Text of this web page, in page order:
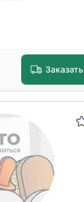
Заказать